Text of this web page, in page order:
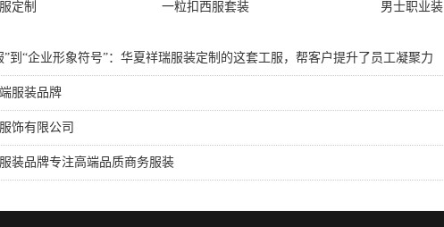
定制 一粒扣西服套装 男士职业装
”到“企业形象符号”：华夏祥瑞服装定制的这套工服，帮客户提升了员工凝聚力
服装品牌
饰有限公司
装品牌专注高端品质商务服装